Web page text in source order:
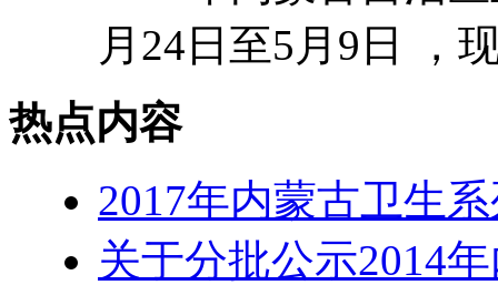
月24日至5月9日 ，
热点内容
2017年内蒙古卫生
关于分批公示2014